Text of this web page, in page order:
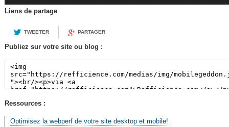
Liens de partage
TWEETER PARTAGER
Publiez sur votre site ou blog :
Ressources :
Optimisez la webperf de votre site desktop et mobile!